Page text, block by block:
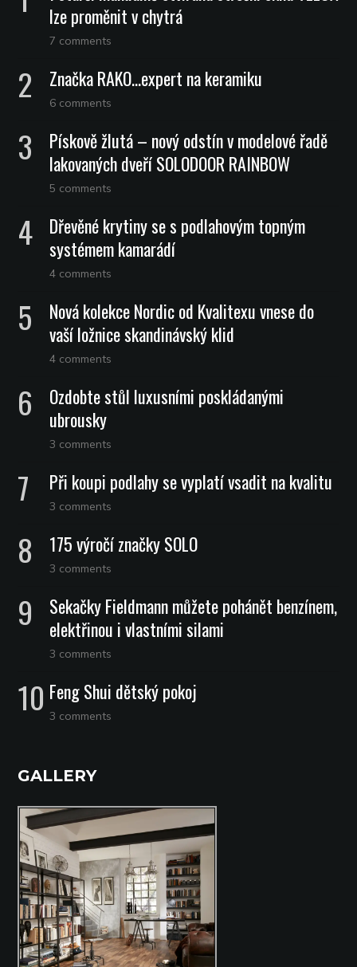
lze proměnit v chytrá
7 comments
Značka RAKO…expert na keramiku
6 comments
Pískově žlutá – nový odstín v modelové řadě
lakovaných dveří SOLODOOR RAINBOW
5 comments
Dřevěné krytiny se s podlahovým topným
systémem kamarádí
4 comments
Nová kolekce Nordic od Kvalitexu vnese do
vaší ložnice skandinávský klid
4 comments
Ozdobte stůl luxusními poskládanými
ubrousky
3 comments
Při koupi podlahy se vyplatí vsadit na kvalitu
3 comments
175 výročí značky SOLO
3 comments
Sekačky Fieldmann můžete pohánět benzínem,
elektřinou i vlastními silami
3 comments
Feng Shui dětský pokoj
3 comments
GALLERY